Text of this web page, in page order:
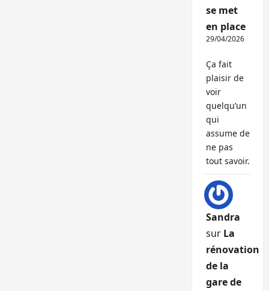
se met
en place
29/04/2026
Ça fait
plaisir de
voir
quelqu’un
qui
assume de
ne pas
tout savoir.
Sandra
sur La
rénovation
de la
gare de